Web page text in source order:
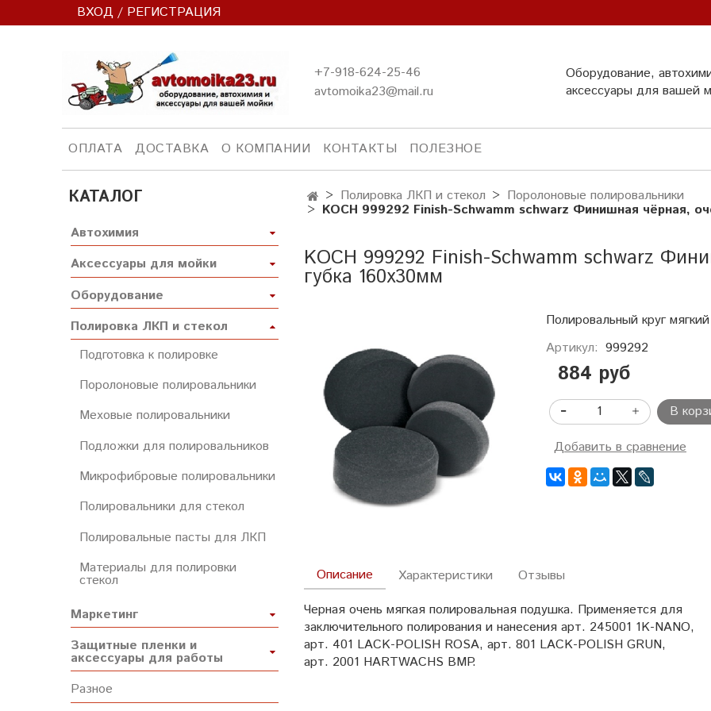
ВХОД / РЕГИСТРАЦИЯ
+7-918-624-25-46
avtomoika23@mail.ru
Оборудование,
аксессуары для вашей
ОПЛАТА ДОСТАВКА О КОМПАНИИ КОНТАКТЫ ПОЛЕЗНОЕ
Полировка ЛКП и стекол Поролоновые полировальники
KOCH 999292 Finish-Schwamm schwarz Финишная чёрная,
KOCH 999292 Finish-Schwamm schwarz
губка 160х30мм
Полировальный круг
Артикул: 999292
884 руб
В
Добавить в сравнение
Описание
Черная очень мягкая полировальная подушка. Применяется для
заключительного полирования и нанесения арт. 245001 1K-NANO,
арт. 401 LACK-POLISH ROSA, арт. 801 LACK-POLISH GRUN,
арт. 2001 HARTWACHS BMP.
Характеристики Отзывы
КАТАЛОГ
Автохимия
Аксессуары для мойки
Оборудование
Полировка ЛКП и стекол
Подготовка к полировке
Поролоновые полировальники
Меховые полировальники
Подложки для полировальников
Микрофибровые полировальники
Полировальники для стекол
Полировальные пасты для ЛКП
Материалы для полировки
стекол
Маркетинг
Защитные пленки и
аксессуары для работы
Разное